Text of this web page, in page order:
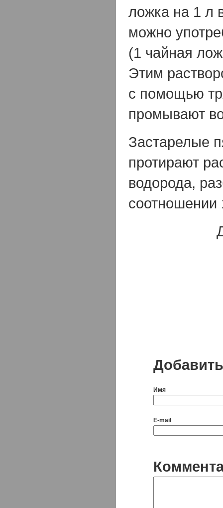
ложка на 1 л
можно
(1 чайная
Этим
с помощью
промывают
Застарелые
протирают
водорода,
соотношении
Имя
E-mail